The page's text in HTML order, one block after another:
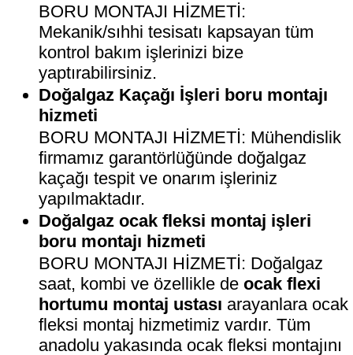
BORU MONTAJI HİZMETİ:
Mekanik/sıhhi tesisatı kapsayan tüm
kontrol bakım işlerinizi bize
yaptırabilirsiniz.
Doğalgaz Kaçağı İşleri boru montajı
hizmeti
BORU MONTAJI HİZMETİ: Mühendislik
firmamız garantörlüğünde doğalgaz
kaçağı tespit ve onarım işleriniz
yapılmaktadır.
Doğalgaz ocak fleksi montaj işleri
boru montajı hizmeti
BORU MONTAJI HİZMETİ: Doğalgaz
saat, kombi ve özellikle deocak flexi
hortumu montaj ustası arayanlara ocak
fleksi montaj hizmetimiz vardır. Tüm
anadolu yakasında ocak fleksi montajını